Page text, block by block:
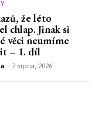
že léto
chlap. Jinak si
věci neumíme
– 1. díl
- 7 srpna, 2026